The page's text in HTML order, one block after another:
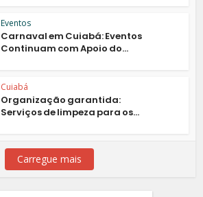
Eventos
Carnaval em Cuiabá: Eventos
Continuam com Apoio do...
Cuiabá
Organização garantida:
Serviços de limpeza para os...
Carregue mais